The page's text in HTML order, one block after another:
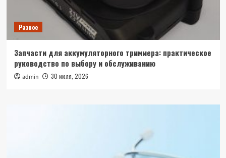
Разное
Запчасти для аккумуляторного триммера: практическое
руководство по выбору и обслуживанию
admin 30 июля, 2026